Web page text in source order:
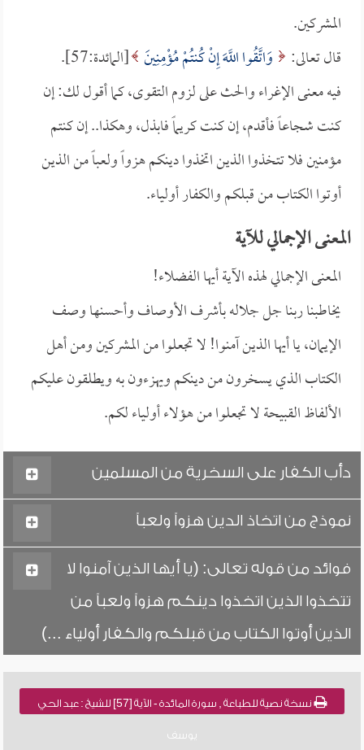
المشركين.
قال تعالى:
وَاتَّقُوا اللَّهَ إِنْ كُنتُمْ مُؤْمِنِينَ [المائدة:57].
فيه معنى الإغراء والحث على لزوم التقوى، كما أقول لك: إن
كنت شجاعاً فأقدم، إن كنت كريماً فابذل، وهكذا.. إن كنتم
مؤمنين فلا تتخذوا الذين اتخذوا دينكم هزواً ولعباً من الذين
أوتوا الكتاب من قبلكم والكفار أولياء.
المعنى الإجمالي للآية
المعنى الإجمالي لهذه الآية أيها الفضلاء!
يخاطبنا ربنا جل جلاله بأشرف الأوصاف وأحسنها وصف
الإيمان، يا أيها الذين آمنوا! لا تجعلوا من المشركين ومن أهل
الكتاب الذي يسخرون من دينكم ويهزءون به ويطلقون عليكم
الألفاظ القبيحة لا تجعلوا من هؤلاء أولياء لكم.
دأب الكفار على السخرية من المسلمين
نموذج من اتخاذ الدين هزواً ولعباً
فوائد من قوله تعالى: (يا أيها الذين آمنوا لا
تتخذوا الذين اتخذوا دينكم هزواً ولعباً من
الذين أوتوا الكتاب من قبلكم والكفار أولياء ...)
نسخة نصية للطباعة , سورة المائدة - الآية [57] للشيخ : عبد الحي
يوسف